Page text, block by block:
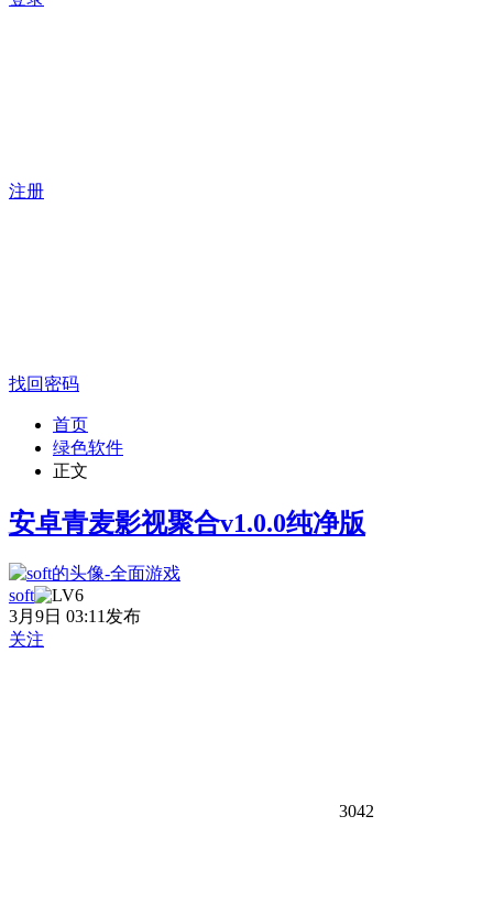
注册
找回密码
首页
绿色软件
正文
安卓青麦影视聚合v1.0.0纯净版
soft
3月9日 03:11发布
关注
3042